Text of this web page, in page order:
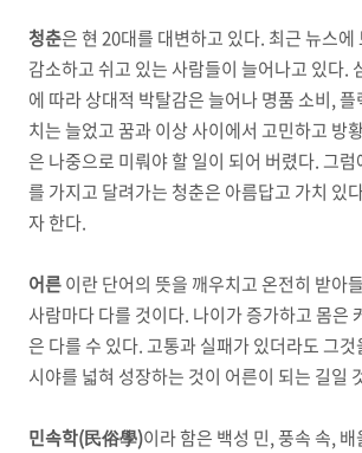
청춘은 현 20대를 대변하고 있다. 최근 뉴스에
감소하고 쉬고 있는 사람들이 늘어나고 있다.
에 따라 상대적 박탈감은 늘어나 명품 소비,
치는 늘었고 꿈과 이상 사이에서 고민하고 방
은 나중으로 미뤄야 할 일이 되어 버렸다. 그
를 가지고 달려가는 청춘은 아름답고 가치 있
자 한다.
어른이란 단어의 뜻을 깨우치고 온전히 받아
사람마다 다를 것이다. 나이가 증가하고 몸은
은 다를 수 있다. 고통과 실패가 있더라도 그
시야를 넓혀 성장하는 것이 어른이 되는 길일
민속학(民俗學)이라 함은 백성 민, 풍속 속,